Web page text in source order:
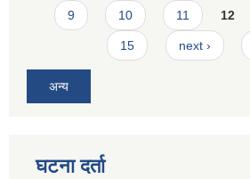
9 10 11 12
15 next ›
अन्य
घटना दर्ता